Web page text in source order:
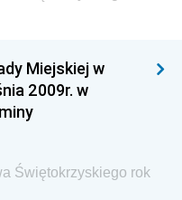
Pracy i
Dziedzictwa
i Polityki
Głównej Straży
Miejskiej w
2009r. w
Świętokrzyskiego rok